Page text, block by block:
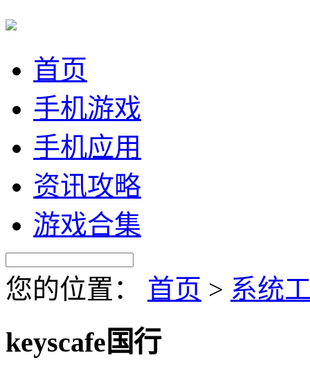
首页
手机游戏
手机应用
资讯攻略
游戏合集
您的位置： 首页 > 系统
keyscafe国行